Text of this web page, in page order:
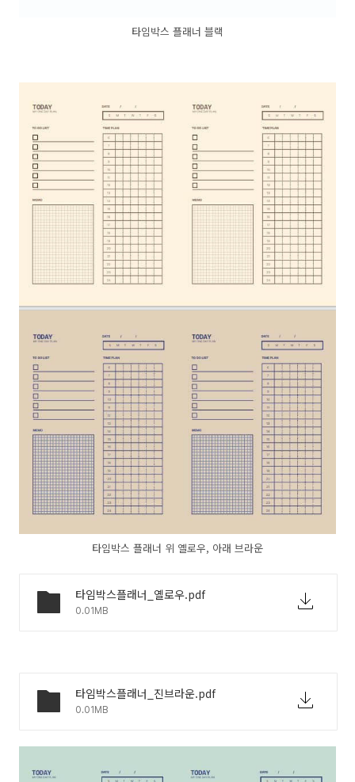
타임박스 플래너 블랙
타임박스 플래너 위 옐로우, 아래 브라운
타임박스플래너_옐로우.pdf
0.01MB
타임박스플래너_진브라운.pdf
0.01MB